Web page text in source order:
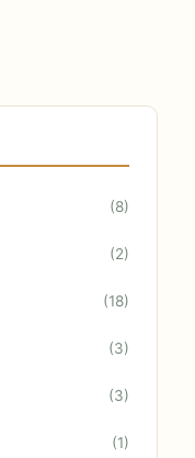
(8)
(2)
(18)
(3)
(3)
(1)